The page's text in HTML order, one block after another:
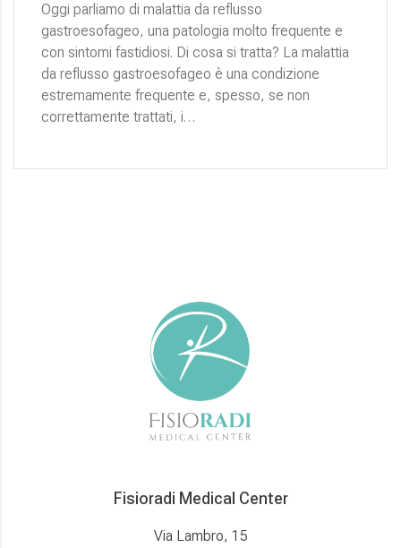
Oggi parliamo di malattia da reflusso
gastroesofageo, una patologia molto frequente e
con sintomi fastidiosi. Di cosa si tratta? La malattia
da reflusso gastroesofageo è una condizione
estremamente frequente e, spesso, se non
correttamente trattati, i…
Fisioradi Medical Center
Via Lambro, 15